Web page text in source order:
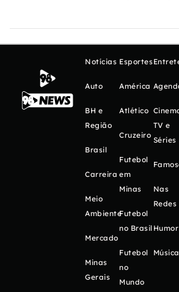
Notícias
Auto
BH e
Região
Brasil
Carreira
Meio
Ambiente
Mercado
Minas
Gerais
Esportes
América
Atlético
Cruzeiro
Futebol
em
Minas
Futebol
no Brasil
Futebol
no
Mundo
TV e
Séries
Nas
Redes
Humor
Música